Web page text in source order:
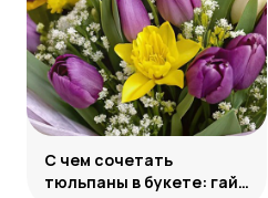
С чем сочетать
тюльпаны в букете: гайд